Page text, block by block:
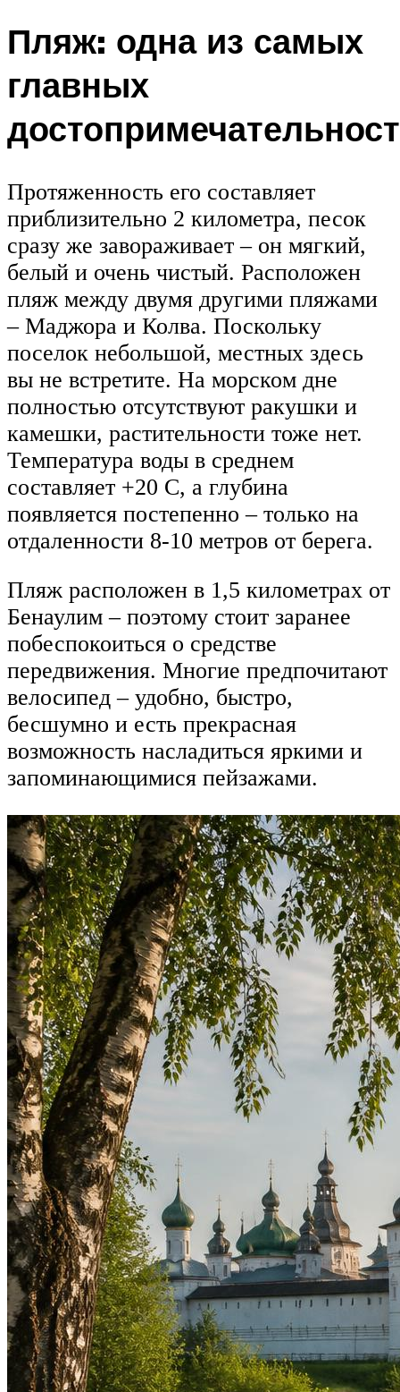
Пляж: одна из самых
главных
Протяженность его составляет
приблизительно 2 километра, песок
сразу же завораживает – он мягкий,
белый и очень чистый. Расположен
пляж между двумя другими пляжами
– Маджора и Колва. Поскольку
поселок небольшой, местных здесь
вы не встретите. На морском дне
полностью отсутствуют ракушки и
камешки, растительности тоже нет.
Температура воды в среднем
составляет +20 С, а глубина
появляется постепенно – только на
отдаленности 8-10 метров от берега.
Пляж расположен в 1,5 километрах от
Бенаулим – поэтому стоит заранее
побеспокоиться о средстве
передвижения. Многие предпочитают
велосипед – удобно, быстро,
бесшумно и есть прекрасная
возможность насладиться яркими и
запоминающимися пейзажами.